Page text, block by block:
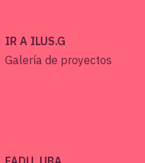
IR A ILUS.G
Galería de proyectos